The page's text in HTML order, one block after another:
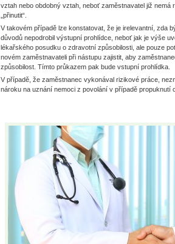
vztah nebo obdobný vztah, neboť zaměstnavatel již
„přinutit“.
V takovém případě lze konstatovat, že je irelevantní, zda
důvodů nepodrobil výstupní prohlídce, neboť jak je výše
lékařského posudku o zdravotní způsobilosti, ale pouze
novém zaměstnavateli při nástupu zajistit, aby
způsobilost. Tímto průkazem pak bude vstupní prohlídka.
V případě, že zaměstnanec vykonával rizikové práce,
nároku na uznání nemoci z povolání v případě propuknutí